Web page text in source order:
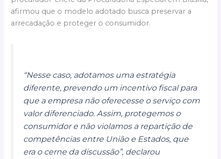
afirmou que o modelo adotado busca preservar a
arrecadação e proteger o consumidor.
“Nesse caso, adotamos uma estratégia
diferente, prevendo um incentivo fiscal para
que a empresa não oferecesse o serviço com
valor diferenciado. Assim, protegemos o
consumidor e não violamos a repartição de
competências entre União e Estados, que
era o cerne da discussão”, declarou